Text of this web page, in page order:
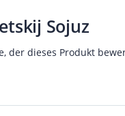
Sojuz
der dieses Produkt